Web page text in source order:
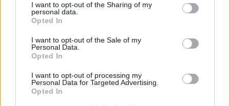
not limited to your visit or usage behaviour. You may click to
grant or deny consent to Google and its third-party tags to
use your data for below specified purposes in below Google
consent section.
I want to opt-out of the Sharing of my
personal data.
Opted In
I want to opt-out of the Sale of my
Personal Data.
Opted In
I want to opt-out of processing my
Personal Data for Targeted Advertising.
Opted In